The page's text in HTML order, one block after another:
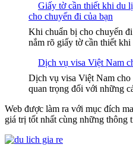
Giấy tờ cần thiết khi du
cho chuyến đi của bạn
Khi chuẩn bị cho chuyến
nắm rõ giấy tờ cần thiết khi
Dịch vụ visa Việt Nam
Dịch vụ visa Việt Nam
quan trọng đối với những
Web được làm ra với mục đích
giá trị tốt nhất cùng những thông